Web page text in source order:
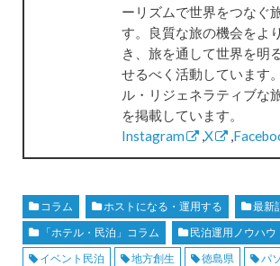
ーリズムで世界をつなぐ
す。良質な旅の機会をよ
き、旅を通して世界を明
せるべく活動しています
ル・リジェネラティブな
を掲載しています。
Instagram
,X ,
コラム ホストになる・運用する
最新
「ホテル・民泊」コラム
民泊運用ノウハウ
イベント民泊
地方創生 徳島県
パ